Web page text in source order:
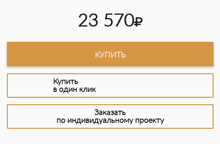
23 570
КУПИТЬ
Купить
в один клик
Заказать
по индивидуальному проекту